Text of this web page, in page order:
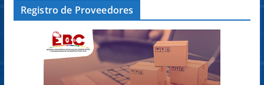
Registro de Proveedores